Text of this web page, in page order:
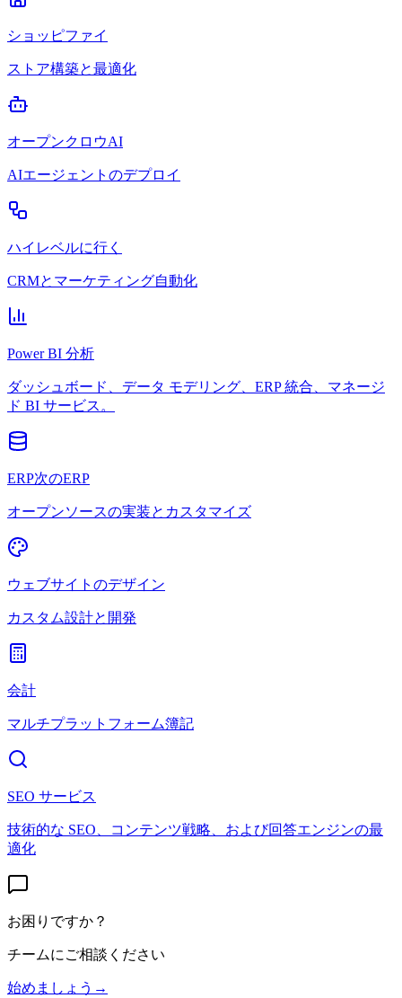
ショッピファイ
ストア構築と最適化
オープンクロウAI
AIエージェントのデプロイ
ハイレベルに行く
CRMとマーケティング自動化
Power BI 分析
ダッシュボード、データ モデリング、ERP 統合、マネージ
ド BI サービス。
ERP次のERP
オープンソースの実装とカスタマイズ
ウェブサイトのデザイン
カスタム設計と開発
会計
マルチプラットフォーム簿記
SEO サービス
技術的な SEO、コンテンツ戦略、および回答エンジンの最
適化
お困りですか？
チームにご相談ください
始めましょう →